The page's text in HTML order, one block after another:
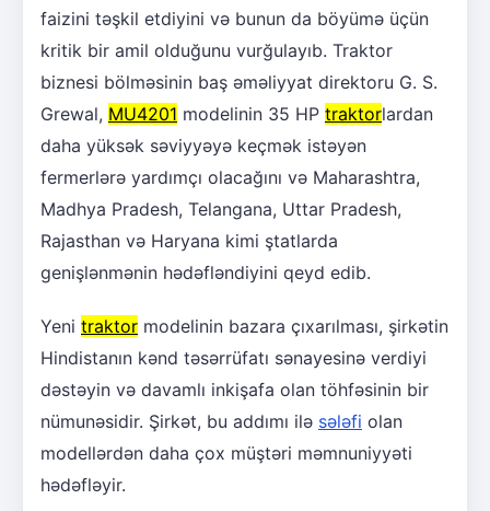
faizini təşkil etdiyini və bunun da böyümə üçün
kritik bir amil olduğunu vurğulayıb. Traktor
biznesi bölməsinin baş əməliyyat direktoru G. S.
Grewal, MU4201 modelinin 35 HP traktorlardan
daha yüksək səviyyəyə keçmək istəyən
fermerlərə yardımçı olacağını və Maharashtra,
Madhya Pradesh, Telangana, Uttar Pradesh,
Rajasthan və Haryana kimi ştatlarda
genişlənmənin hədəfləndiyini qeyd edib.
Yeni traktor modelinin bazara çıxarılması, şirkətin
Hindistanın kənd təsərrüfatı sənayesinə verdiyi
dəstəyin və davamlı inkişafa olan töhfəsinin bir
nümunəsidir. Şirkət, bu addımı ilə sələfi olan
modellərdən daha çox müştəri məmnuniyyəti
hədəfləyir.